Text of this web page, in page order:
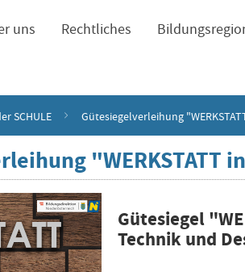
uns Rechtliches
SCHULE Gütesiegelverleihung
"WERKSTATT
Gütesiegel
Technik und